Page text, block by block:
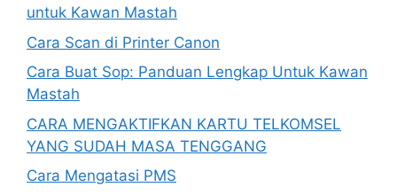
untuk Kawan Mastah
Cara Scan di Printer Canon
Cara Buat Sop: Panduan Lengkap Untuk Kawan
Mastah
CARA MENGAKTIFKAN KARTU TELKOMSEL
YANG SUDAH MASA TENGGANG
Cara Mengatasi PMS